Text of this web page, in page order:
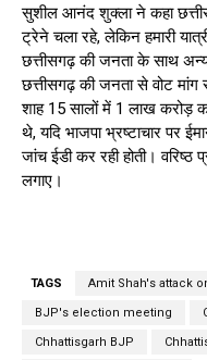
सुशील आनंद शुक्ला ने कहा
ट्रेने चला रहे, लेकिन हमारी
छत्तीसगढ़ की जनता के साथ
छत्तीसगढ़ की जनता से वोट मांग
शाह 15 सालों में 1 लाख करोड़
थे, यदि भाजपा भ्रष्टाचार पर
जांच ईडी कर रही होती। वरिष्ठ
लगाए।
TAGS Amit Shah's attack
BJP's election meeting
Chhattisgarh BJP